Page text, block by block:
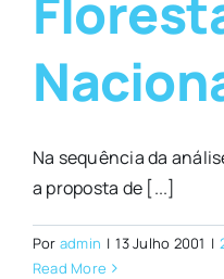
Na sequência da
a proposta de [...]
Por admin | 13 Julho 2001 |
Read More